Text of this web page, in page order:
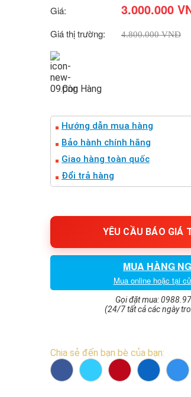
Giá: 3.000.000
Giá thị trường: 4.800.000 VNĐ
Còn Hàng
Hướng dẫn mua hàng
Bảo hành chính hãng
Giao hàng toàn quốc
Đổi trả hàng
YÊU CẦU BÁO GIÁ
MUA HÀNG
Mua online hoặc tại
Gọi đặt mua:
(24/7 tất cả các ngày
Chia sẻ đến bạn bè của bạn: